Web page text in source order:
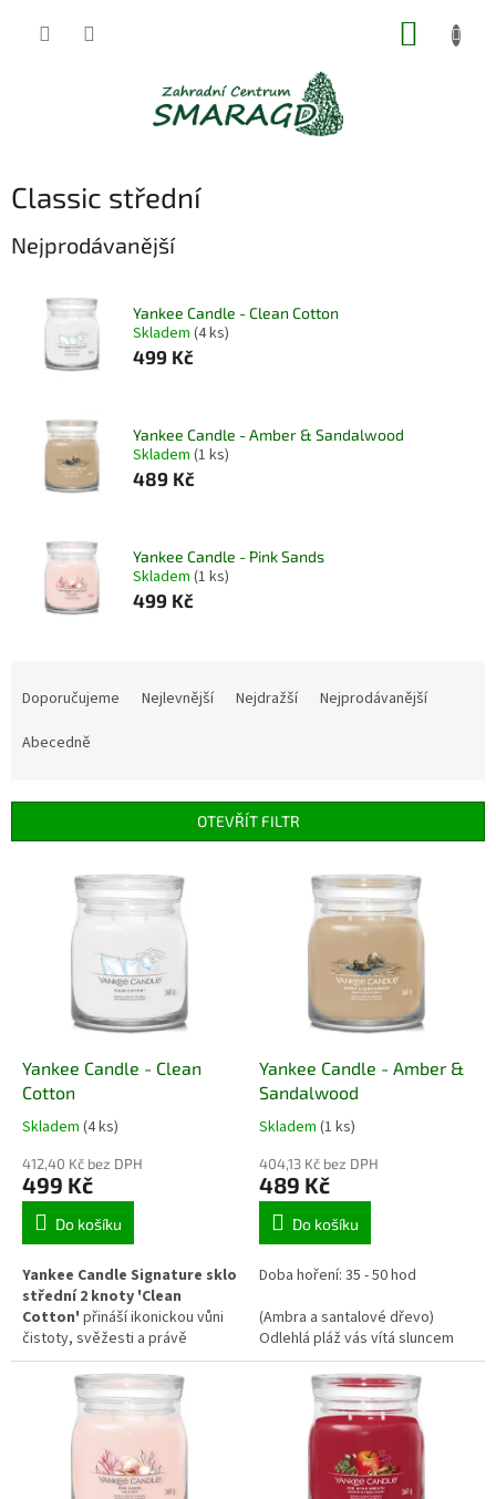
Classic střední
Nejprodávanější
Yankee Candle - Clean Cotton
Skladem (4 ks)
499 Kč
Yankee Candle - Amber & Sandalwood
Skladem (1 ks)
489 Kč
Yankee Candle - Pink Sands
Skladem (1 ks)
499 Kč
r
Doporučujeme Nejlevnější Nejdražší
Nejprodávanější
Abecedně
OTEVŘÍT FILTR
Yankee Candle - Clean
Cotton
Skladem (4 ks)
412,40 Kč bez DPH
499 Kč
Do košíku
Yankee Candle Signature sklo
střední 2 knoty 'Clean
Cotton' přináší ikonickou vůni
čistoty, svěžesti a právě
vypraného prádla. Kombinuje
tóny bílých květů, citronu a
lehkého dřeva, které vytvářejí
pocit vzdušnosti a klidu. Dva
knoty zajišťují rovnoměrné
hoření a plné uvolnění vůně v
prostoru.
Yankee Candle - Amber &
Sandalwood
Skladem (1 ks)
404,13 Kč bez DPH
489 Kč
Do košíku
Doba hoření: 35 - 50 hod
(Ambra a santalové dřevo)
Odlehlá pláž vás vítá sluncem
prohřátým pískem a relaxačními
vůněmi naplaveného dřeva,
kardamonu a ambry.